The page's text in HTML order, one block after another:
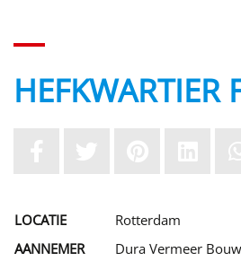
HEFKWARTIER
LOCATIE
Rotterdam
AANNEMER
Dura Vermeer